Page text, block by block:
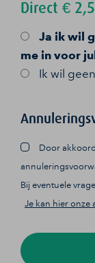
Direct €
Ja ik wil
me in voor
Ik wil
Door
Bij eventuele
Je kan hier onze